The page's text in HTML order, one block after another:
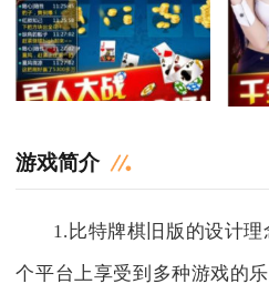
游戏简介
1.比特牌棋旧版的设计
个平台上享受到多种游戏的